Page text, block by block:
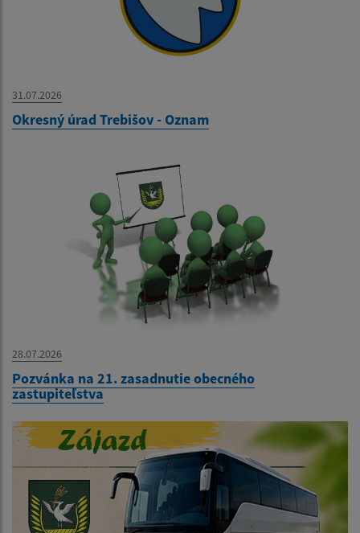
31.07.2026
Okresný úrad Trebišov - Oznam
28.07.2026
Pozvánka na 21. zasadnutie obecného
zastupiteľstva